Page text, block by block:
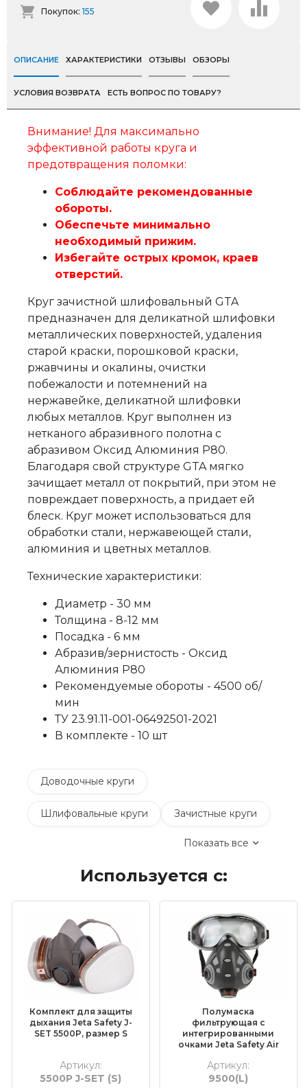
Покупок: 155
ОПИСАНИЕ ХАРАКТЕРИСТИКИ ОТЗЫВЫ ОБЗОРЫ
УСЛОВИЯ ВОЗВРАТА ЕСТЬ ВОПРОС ПО ТОВАРУ?
Внимание! Для максимально
эффективной работы круга и
предотвращения поломки:
Соблюдайте рекомендованные
обороты.
Обеспечьте минимально
необходимый прижим.
Избегайте острых кромок, краев
отверстий.
Круг зачистной шлифовальный GTA
предназначен для деликатной шлифовки
металлических поверхностей, удаления
старой краски, порошковой краски,
ржавчины и окалины, очистки
побежалости и потемнений на
нержавейке, деликатной шлифовки
любых металлов. Круг выполнен из
нетканого абразивного полотна с
абразивом Оксид Алюминия Р80.
Благодаря свой структуре GTA мягко
зачищает металл от покрытий, при этом не
повреждает поверхность, а придает ей
блеск. Круг может использоваться для
обработки стали, нержавеющей стали,
алюминия и цветных металлов.
Технические характеристики:
Диаметр - 30 мм
Толщина - 8-12 мм
Посадка - 6 мм
Абразив/зернистость - Оксид
Алюминия Р80
Рекомендуемые обороты - 4500 об/
мин
ТУ 23.91.11-001-06492501-2021
В комплекте - 10 шт
Доводочные круги
Шлифовальные круги Зачистные круги
Круги лепестковые торцевые шлифовальные
(КЛТ)
Шлифовальные круги на липучке Velcro
Обдирочные круги
Шлифовальные валики Фибровые круги
Абразивные шлифовальные головки
Шлифовальные листы и рулоны
Круги с креплением Roloc™
Показать все
Используется с:
Комплект для защиты
дыхания Jeta Safety J-
SET 5500P, размер S
Артикул:
5500P J-SET (S)
Полумаска
фильтрующая с
интегрированными
очками Jeta Safety Air
Артикул:
9500(L)